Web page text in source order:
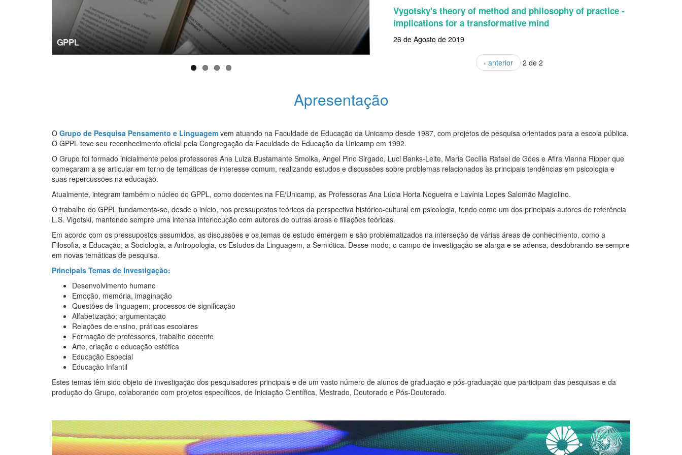
GPPL
Vygotsky's theory of method and philosophy of practice -
implications for a transformative mind
26 de Agosto de 2019
‹ anterior 2 de 2
Apresentação
O Grupo de Pesquisa Pensamento e Linguagem vem atuando na Faculdade de Educação da Unicamp desde 1987, com projetos de pesquisa orientados para a escola pública.
O GPPL teve seu reconhecimento oficial pela Congregação da Faculdade de Educação da Unicamp em 1992.
O Grupo foi formado inicialmente pelos professores Ana Luiza Bustamante Smolka, Angel Pino Sirgado, Luci Banks-Leite, Maria Cecília Rafael de Góes e Afira Vianna Ripper que
começaram a se articular em torno de temáticas de interesse comum, realizando estudos e discussões sobre problemas relacionados às principais tendências em psicologia e
suas repercussões na educação.
Atualmente, integram também o núcleo do GPPL, como docentes na FE/Unicamp, as Professoras Ana Lúcia Horta Nogueira e Lavínia Lopes Salomão Magiolino.
O trabalho do GPPL fundamenta-se, desde o início, nos pressupostos teóricos da perspectiva histórico-cultural em psicologia, tendo como um dos principais autores de referência
L.S. Vigotski, mantendo sempre uma intensa interlocução com autores de outras áreas e filiações teóricas.
Em acordo com os pressupostos assumidos, as discussões e os temas de estudo emergem e são problematizados na interseção de várias áreas de conhecimento, como a
Filosofia, a Educação, a Sociologia, a Antropologia, os Estudos da Linguagem, a Semiótica. Desse modo, o campo de investigação se alarga e se adensa, desdobrando-se sempre
em novas temáticas de pesquisa.
Principais Temas de Investigação:
Desenvolvimento humano
Emoção, memória, imaginação
Questões de linguagem; processos de significação
Alfabetização; argumentação
Relações de ensino, práticas escolares
Formação de professores, trabalho docente
Arte, criação e educação estética
Educação Especial
Educação Infantil
Estes temas têm sido objeto de investigação dos pesquisadores principais e de um vasto número de alunos de graduação e pós-graduação que participam das pesquisas e da
produção do Grupo, colaborando com projetos específicos, de Iniciação Científica, Mestrado, Doutorado e Pós-Doutorado.